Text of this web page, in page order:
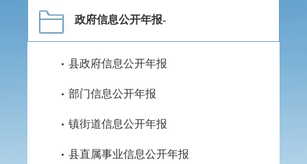
政府信息公开年报
县政府信息公开年报
部门信息公开年报
镇街道信息公开年报
县直属事业信息公开年报